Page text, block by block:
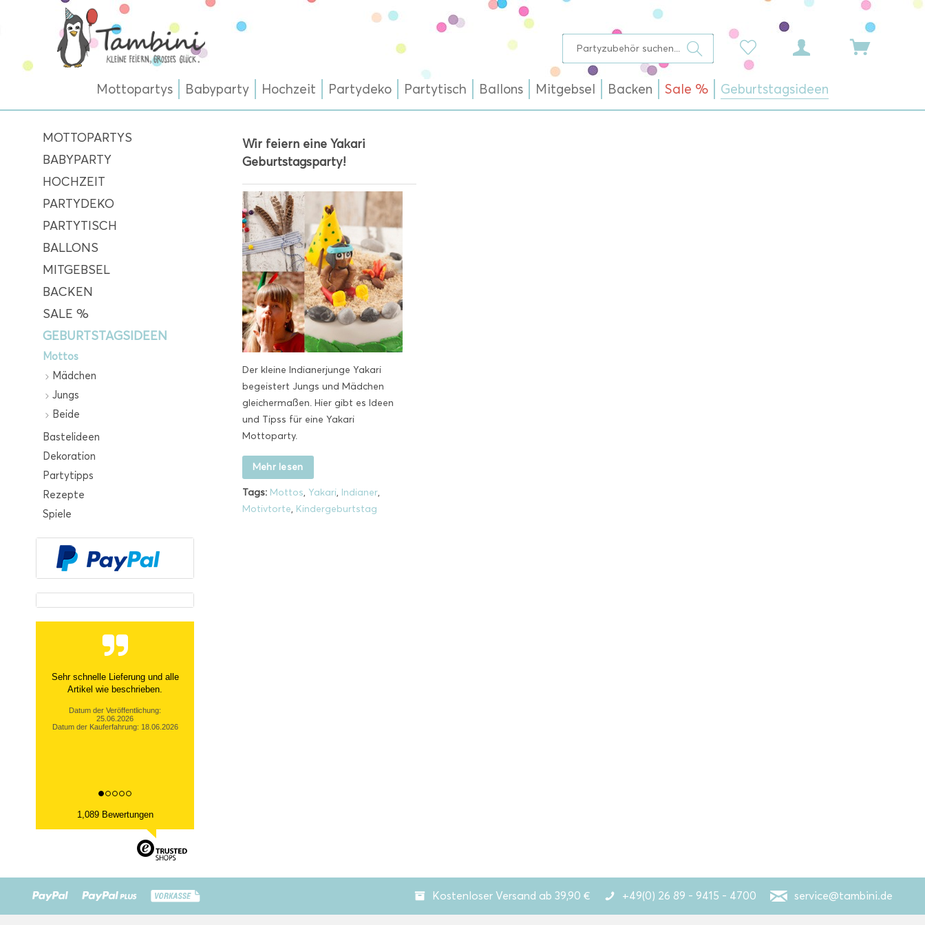
Mottopartys Babyparty Hochzeit Partydeko Partytisch Ballons Mitgebsel Backen Sale % Geburtstagsideen
MOTTOPARTYS
BABYPARTY
HOCHZEIT
PARTYDEKO
PARTYTISCH
BALLONS
MITGEBSEL
BACKEN
SALE %
GEBURTSTAGSIDEEN
Mottos
Mädchen
Jungs
Beide
Bastelideen
Dekoration
Partytipps
Rezepte
Spiele
Sehr schnelle Lieferung und alle
Artikel wie beschrieben.
Datum der Veröffentlichung:
25.06.2026
Datum der Kauferfahrung: 18.06.2026
1,089 Bewertungen
Wir feiern eine Yakari
Geburtstagsparty!
Der kleine Indianerjunge Yakari
begeistert Jungs und Mädchen
gleichermaßen. Hier gibt es Ideen
und Tipss für eine Yakari
Mottoparty.
Mehr lesen
Tags: Mottos, Yakari, Indianer,
Motivtorte, Kindergeburtstag
Kostenloser Versand ab 39,90 € +49(0) 26 89 - 9415 - 4700 service@tambini.de